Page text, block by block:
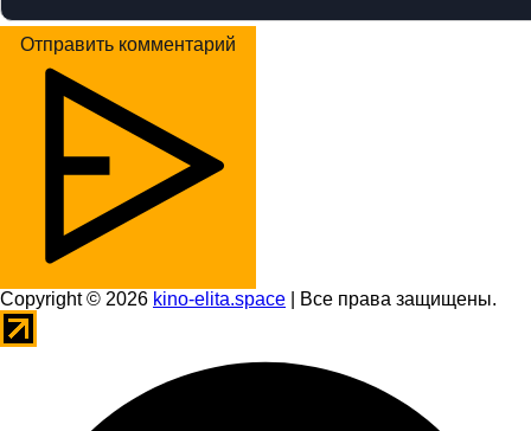
Отправить комментарий
Copyright © 2026 kino-elita.space | Все права защищены.